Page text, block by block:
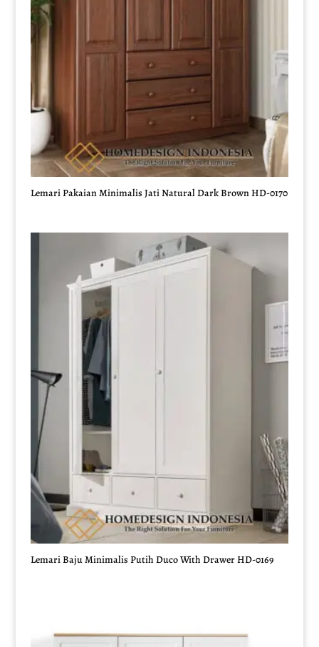
Lemari Pakaian Minimalis Jati Natural Dark Brown HD-0170
Lemari Baju Minimalis Putih Duco With Drawer HD-0169